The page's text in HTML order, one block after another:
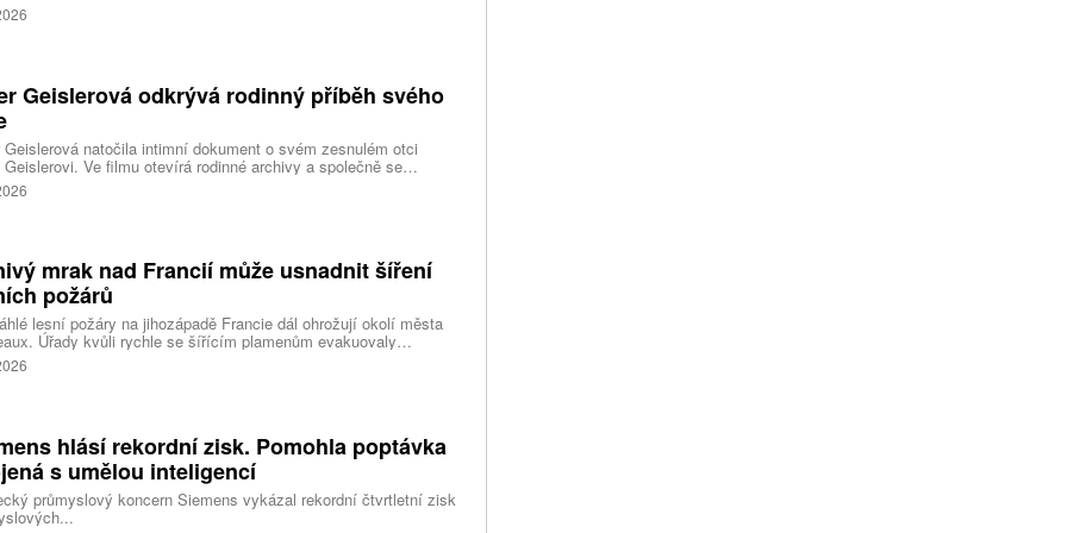
Západním břehu Jordánu. Levi vinu odmítá a tvrdí, že
v sebeobraně.
Geislerová odkrývá rodinný příběh svého
Geislerová natočila intimní dokument o svém zesnulém otci
Geislerovi. Ve filmu otevírá rodinné archivy a společně se
Aňou skládá portrét talentovaného muže, který měl v sobě
i temnější stránku.
mrak nad Francií může usnadnit šíření
požárů
lesní požáry na jihozápadě Francie dál ohrožují okolí města
Úřady kvůli rychle se šířícím plamenům evakuovaly
lidí a nevylučují ani další rozšiřování bezpečnostních
Hasiči zároveň čelí neobvyklému jevu, který podle nich
hlásí rekordní zisk. Pomohla poptávka
s umělou inteligencí
průmyslový koncern Siemens vykázal rekordní čtvrtletní zisk